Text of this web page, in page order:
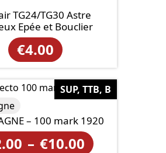
TG24/TG30 Astre
Epée et Bouclier
€4.00
SUP, TTB, B
– 100 mark 1920
– €10.00
Plage